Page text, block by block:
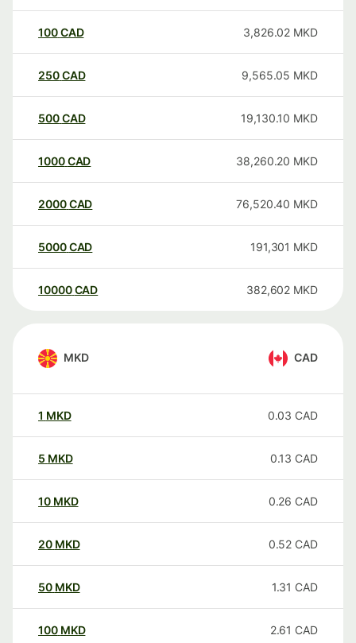
100CAD 3,826.02 MKD
250CAD 9,565.05 MKD
500CAD 19,130.10 MKD
1000CAD 38,260.20 MKD
2000CAD 76,520.40 MKD
5000CAD 191,301 MKD
10000 CAD 382,602 MKD
MKD CAD
1 MKD 0.03 CAD
5 MKD 0.13 CAD
10 MKD 0.26 CAD
20 MKD 0.52 CAD
50 MKD 1.31 CAD
100 MKD 2.61 CAD